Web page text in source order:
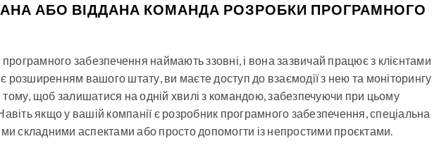
АБО ВІДДАНА КОМАНДА РОЗРОБКИ ПРОГРАМНОГО
забезпечення наймають ззовні, і вона зазвичай працює з клієнтами
розширенням вашого штату, ви маєте доступ до взаємодії з нею та моніторингу
тому, щоб залишатися на одній хвилі з командою, забезпечуючи при цьому
якщо у вашій компанії є розробник програмного забезпечення, спеціальна
складними аспектами або просто допомогти із непростими проєктами.